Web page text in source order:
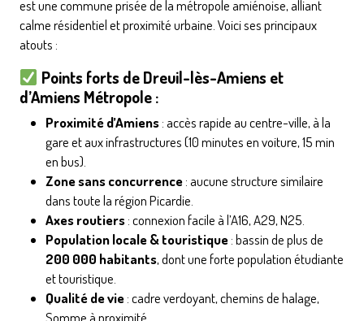
est une commune prisée de la métropole amiénoise, alliant
calme résidentiel et proximité urbaine. Voici ses principaux
atouts :
Points forts de Dreuil-lès-Amiens et
d’Amiens Métropole :
Proximité d’Amiens: accès rapide au centre-ville, à la
gare et aux infrastructures (10 minutes en voiture, 15 min
en bus).
Zone sans concurrence: aucune structure similaire
dans toute la région Picardie.
Axes routiers: connexion facile à l’A16, A29, N25.
Population locale & touristique: bassin de plus de
200 000 habitants, dont une forte population étudiante
et touristique.
Qualité de vie: cadre verdoyant, chemins de halage,
Somme à proximité.